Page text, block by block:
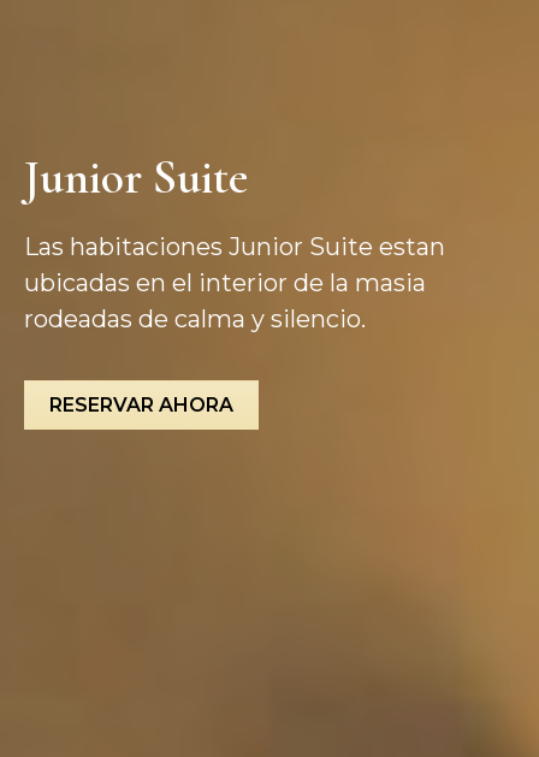
Junior Suite
Las habitaciones Junior Suite estan
ubicadas en el interior de la masia
rodeadas de calma y silencio.
RESERVAR AHORA